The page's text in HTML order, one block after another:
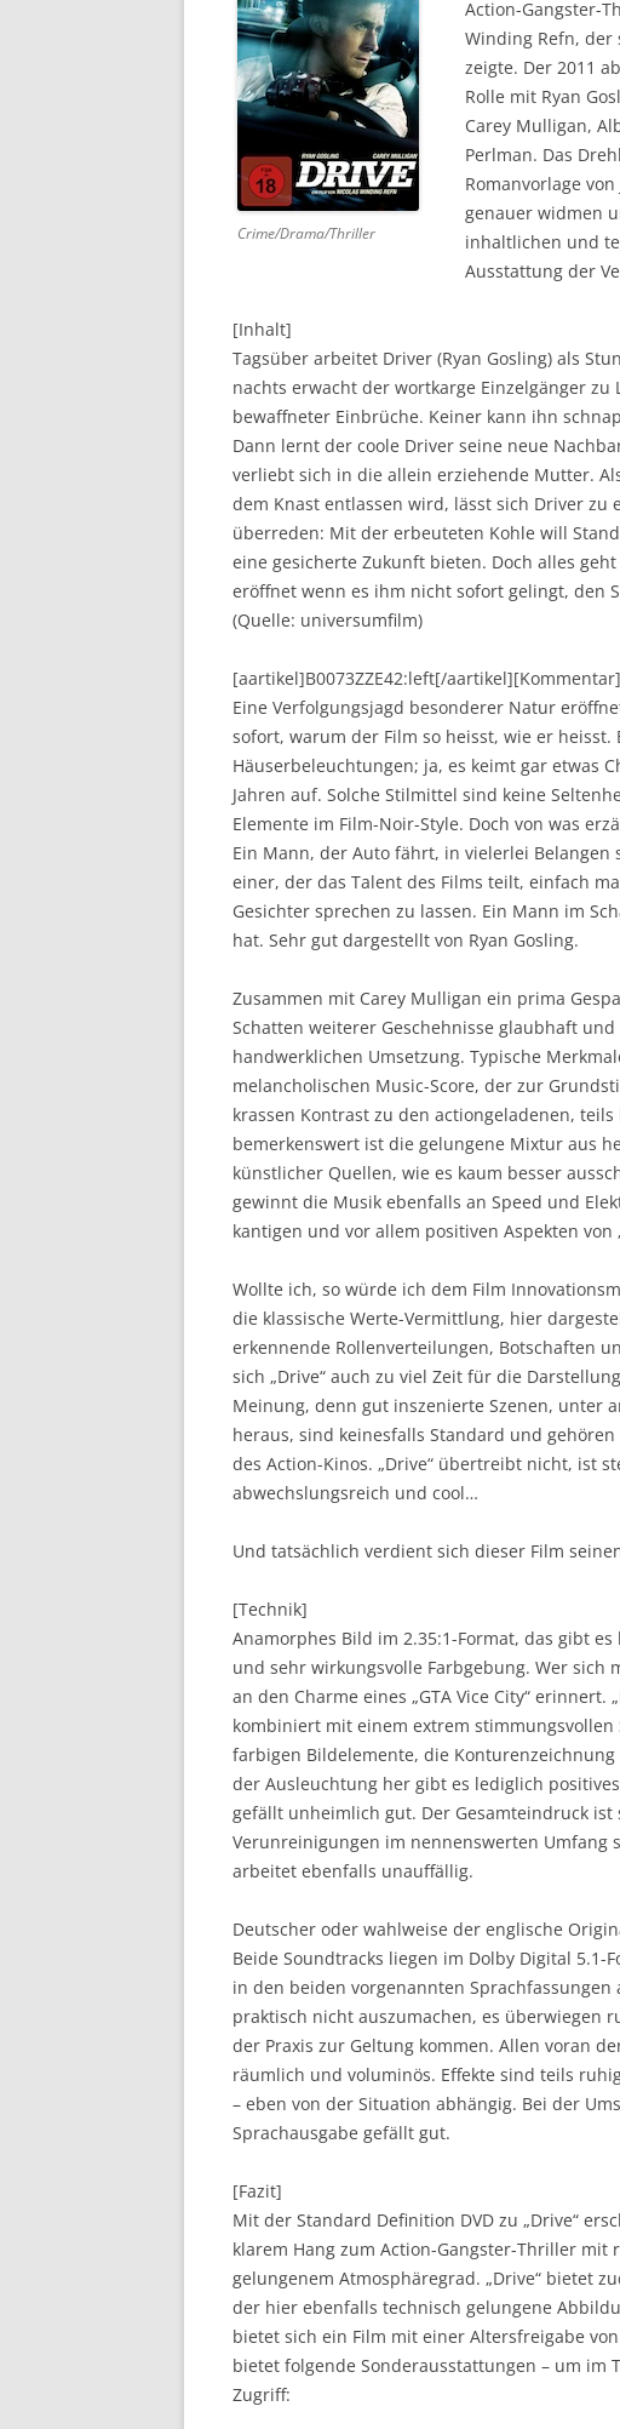
DVD (CODE 1)
CINEMA
GAMES
HD-DVD
Crime/Drama/Thriller
Action-Gangster-
Winding Refn, der
zeigte. Der 2011
Rolle mit Ryan
Carey Mulligan,
Perlman. Das
Romanvorlage
genauer widmen
inhaltlichen und
Ausstattung der
[Inhalt]
Tagsüber arbeitet Driver (Ryan Gosling) als
nachts erwacht der wortkarge Einzelgänger zu
bewaffneter Einbrüche. Keiner kann ihn
Dann lernt der coole Driver seine neue
verliebt sich in die allein erziehende Mutter.
dem Knast entlassen wird, lässt sich Driver
überreden: Mit der erbeuteten Kohle will
eine gesicherte Zukunft bieten. Doch alles
eröffnet wenn es ihm nicht sofort gelingt, den
(Quelle: universumfilm)
[aartikel]B0073ZZE42:left[/aartikel][Kommentar]
Eine Verfolgungsjagd besonderer Natur
sofort, warum der Film so heisst, wie er
Häuserbeleuchtungen; ja, es keimt gar etwas
Jahren auf. Solche Stilmittel sind keine
Elemente im Film-Noir-Style. Doch von was
Ein Mann, der Auto fährt, in vielerlei Belangen
einer, der das Talent des Films teilt, einfach
Gesichter sprechen zu lassen. Ein Mann im
hat. Sehr gut dargestellt von Ryan Gosling.
Zusammen mit Carey Mulligan ein prima
Schatten weiterer Geschehnisse glaubhaft
handwerklichen Umsetzung. Typische
melancholischen Music-Score, der zur
krassen Kontrast zu den actiongeladenen,
bemerkenswert ist die gelungene Mixtur aus
künstlicher Quellen, wie es kaum besser
gewinnt die Musik ebenfalls an Speed und
kantigen und vor allem positiven Aspekten von
Wollte ich, so würde ich dem Film
die klassische Werte-Vermittlung, hier
erkennende Rollenverteilungen, Botschaften
sich „Drive“ auch zu viel Zeit für die
Meinung, denn gut inszenierte Szenen, unter
heraus, sind keinesfalls Standard und
des Action-Kinos. „Drive“ übertreibt nicht, ist
abwechslungsreich und cool…
Und tatsächlich verdient sich dieser Film
[Technik]
Anamorphes Bild im 2.35:1-Format, das gibt
und sehr wirkungsvolle Farbgebung. Wer
an den Charme eines „GTA Vice City“ erinnert.
kombiniert mit einem extrem
farbigen Bildelemente, die
der Ausleuchtung her gibt es lediglich
gefällt unheimlich gut. Der Gesamteindruck
Verunreinigungen im nennenswerten Umfang
arbeitet ebenfalls unauffällig.
Deutscher oder wahlweise der englische
Beide Soundtracks liegen im Dolby Digital
in den beiden vorgenannten
praktisch nicht auszumachen, es überwiegen
der Praxis zur Geltung kommen. Allen voran
räumlich und voluminös. Effekte sind teils
– eben von der Situation abhängig. Bei der
Sprachausgabe gefällt gut.
[Fazit]
Mit der Standard Definition DVD zu „Drive“
klarem Hang zum Action-Gangster-Thriller
gelungenem Atmosphäregrad. „Drive“ bietet
der hier ebenfalls technisch gelungene
bietet sich ein Film mit einer Altersfreigabe
bietet folgende Sonderausstattungen – um im
Zugriff: